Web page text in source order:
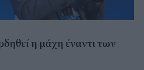
η μάχη έναντι των